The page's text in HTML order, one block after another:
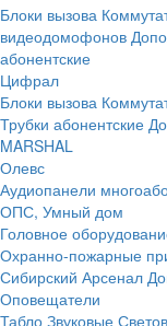
Блоки вызова
видеодомофонов
абонентские
Цифрал
Блоки вызова
Трубки абонентские
MARSHAL
Олевс
Аудиопанели
ОПС, Умный дом
Головное
Охранно-пожарные
Сибирский Арсенал
Оповещатели
Табло Звуковые